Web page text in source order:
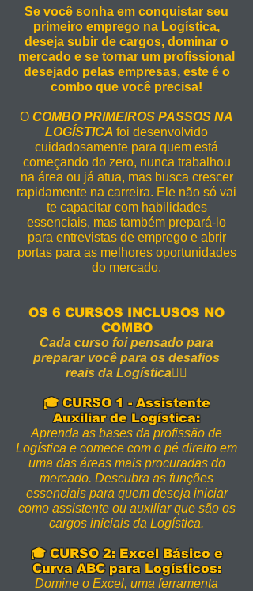
Se você sonha em conquistar seu
primeiro emprego na Logística,
deseja subir de cargos, dominar o
mercado e se tornar um profissional
desejado pelas empresas, este é o
combo que você precisa!
O COMBO PRIMEIROS PASSOS NA
LOGÍSTICA foi desenvolvido
cuidadosamente para quem está
começando do zero, nunca trabalhou
na área ou já atua, mas busca crescer
rapidamente na carreira. Ele não só vai
te capacitar com habilidades
essenciais, mas também prepará-lo
para entrevistas de emprego e abrir
portas para as melhores oportunidades
do mercado.
OS 6 CURSOS INCLUSOS NO
COMBO
Cada curso foi pensado para
preparar você para os desafios
reais da Logística👇🏻
🎓 CURSO 1 - Assistente
Auxiliar de Logística:
Aprenda as bases da profissão de
Logística e comece com o pé direito em
uma das áreas mais procuradas do
mercado. Descubra as funções
essenciais para quem deseja iniciar
como assistente ou auxiliar que são os
cargos iniciais da Logística.
🎓 CURSO 2: Excel Básico e
Curva ABC para Logísticos:
Domine o Excel, uma ferramenta